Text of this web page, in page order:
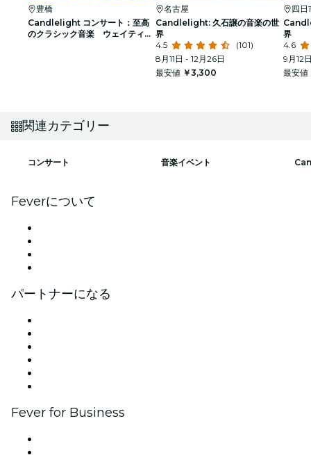
豊橋
Candlelight コンサート：至高
のクラシック音楽 ウェイティン
名古屋
Candlelight: 久石譲の音楽の世
界
4.5
(101)
8月11日 - 12月26日
最安値 ￥3,300
四日
界
4.6
9月12
最安値
関連カテゴリー
コンサート 音楽イベント
Feverについて
パートナーになる
Fever for Business